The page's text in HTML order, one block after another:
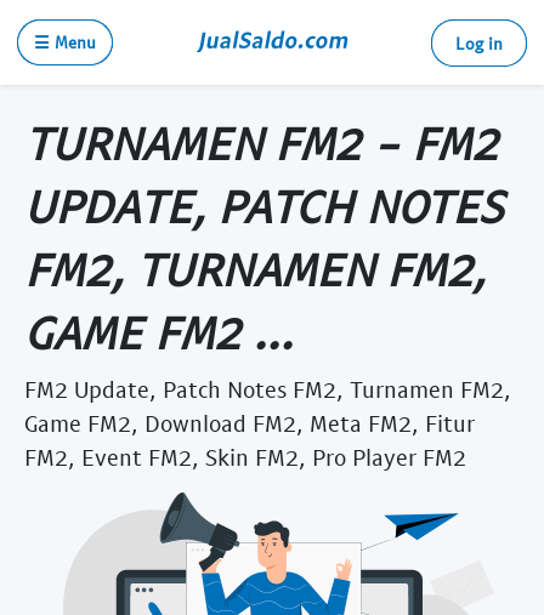
☰ Menu Log in
TURNAMEN FM2 - FM2
UPDATE, PATCH NOTES
FM2, TURNAMEN FM2,
GAME FM2 ...
FM2 Update, Patch Notes FM2, Turnamen FM2,
Game FM2, Download FM2, Meta FM2, Fitur
FM2, Event FM2, Skin FM2, Pro Player FM2